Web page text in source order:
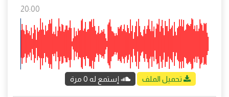
20:00
تحميل الملف إستمع له 0 مرة